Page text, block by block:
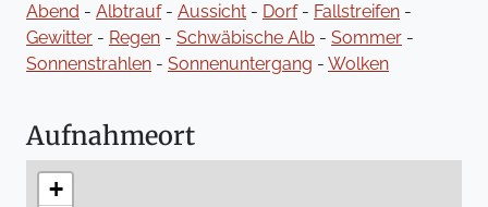
Abend - Albtrauf- Aussicht - Dorf- Fallstreifen -
Gewitter - Regen - Schwäbische Alb - Sommer -
Sonnenstrahlen - Sonnenuntergang - Wolken
Aufnahmeort
+